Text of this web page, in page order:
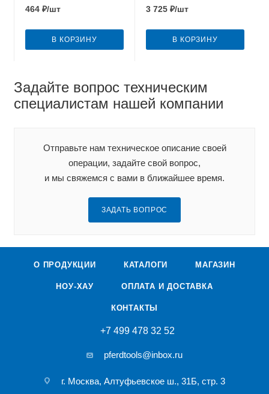
464 ₽/шт
В КОРЗИНУ
3 725 ₽/шт
В КОРЗИНУ
Задайте вопрос техническим
специалистам нашей компании
Отправьте нам техническое описание своей
операции, задайте свой вопрос,
и мы свяжемся с вами в ближайшее время.
ЗАДАТЬ ВОПРОС
О ПРОДУКЦИИ КАТАЛОГИ МАГАЗИН
НОУ-ХАУ ОПЛАТА И ДОСТАВКА
КОНТАКТЫ
+7 499 478 32 52
pferdtools@inbox.ru
г. Москва, Алтуфьевское ш., 31Б, стр. 3